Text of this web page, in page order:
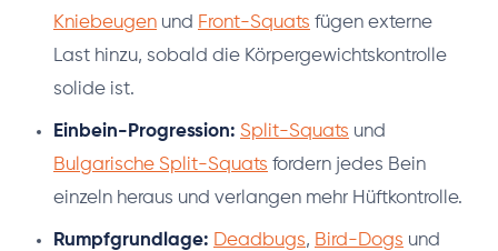
Kniebeugen und Front-Squats fügen externe
Last hinzu, sobald die Körpergewichtskontrolle
solide ist.
Einbein-Progression: Split-Squats und
Bulgarische Split-Squats fordern jedes Bein
einzeln heraus und verlangen mehr Hüftkontrolle.
Rumpfgrundlage: Deadbugs, Bird-Dogs und